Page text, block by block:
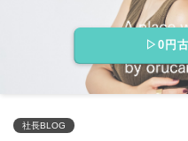
▷0円
社長BLOG